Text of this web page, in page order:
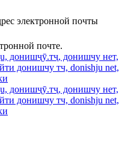
электронной почты
почте.